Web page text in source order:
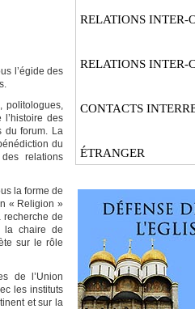
l’égide des
politologues,
des
du forum. La
du
relations
la forme de
« Religion »
recherche de
la chaire de
sur le rôle
de l’Union
les instituts
et sur la
RELATIONS INTER-
RELATIONS INTER-
CONTACTS
ÉTRANGER